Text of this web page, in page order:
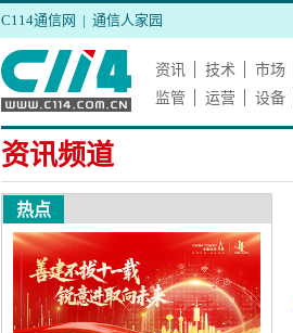
C114通信网 | 通信人家园
资讯 技术 市场
监管
运营 设备
资讯频道
热点